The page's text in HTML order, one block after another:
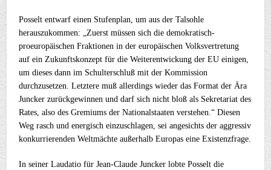
Posselt entwarf einen Stufenplan, um aus der Talsohle
herauszukommen: „Zuerst müssen sich die demokratisch-
proeuropäischen Fraktionen in der europäischen Volksvertretung
auf ein Zukunftskonzept für die Weiterentwickung der EU einigen,
um dieses dann im Schulterschluß mit der Kommission
durchzusetzen. Letztere muß allerdings wieder das Format der Ära
Juncker zurückgewinnen und darf sich nicht bloß als Sekretariat des
Rates, also des Gremiums der Nationalstaaten verstehen.“ Diesen
Weg rasch und energisch einzuschlagen, sei angesichts der aggressiv
konkurrierenden Weltmächte außerhalb Europas eine Existenzfrage.
In seiner Laudatio für Jean-Claude Juncker lobte Posselt die